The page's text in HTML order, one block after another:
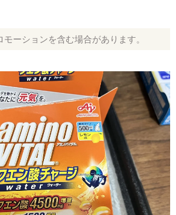
ーションを含む場合があります。